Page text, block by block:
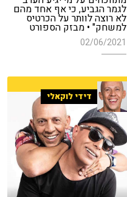
לגמר הגביע, כי אף אחד מהם
לא רוצה לוותר על הכרטיס
למשחק" • מבזק הספורט
02/06/2021
דידי לוקאלי